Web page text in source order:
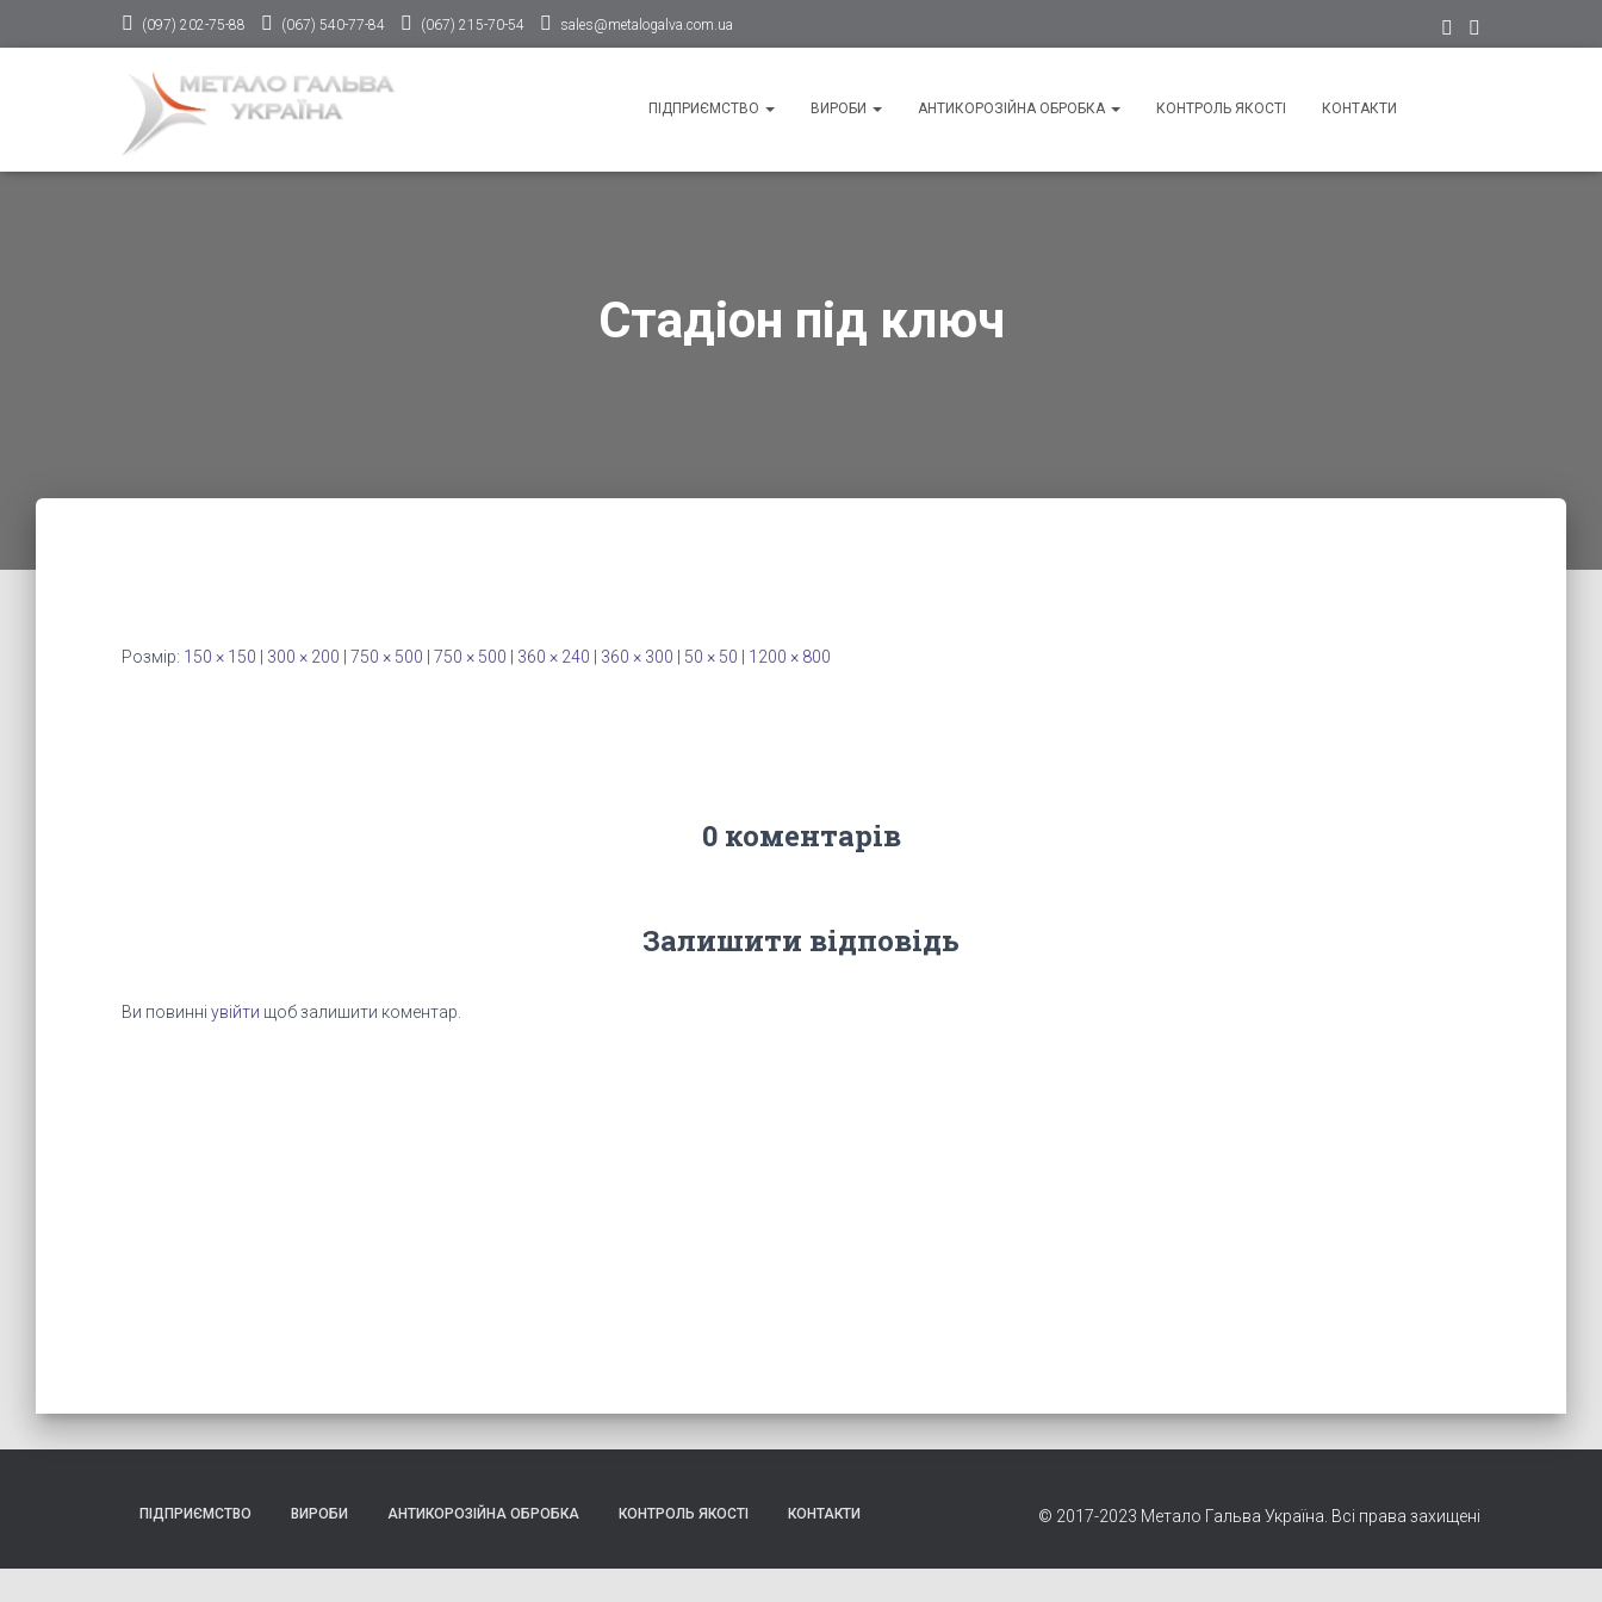
(097) 202-75-88 (067) 540-77-84 (067) 215-70-54 sales@metalogalva.com.ua
ПІДПРИЄМСТВО ВИРОБИ АНТИКОРОЗІЙНА ОБРОБКА КОНТРОЛЬ ЯКОСТІ КОНТАКТИ
Стадіон під ключ
Розмір: 150 × 150 300 × 200 750 × 500 750 × 500 360 × 240 360 × 300 50 × 50 1200 × 800
0 коментарів
Залишити відповідь
Ви повинні увійти щоб залишити коментар.
ПІДПРИЄМСТВО ВИРОБИ АНТИКОРОЗІЙНА ОБРОБКА КОНТРОЛЬ ЯКОСТІ КОНТАКТИ © 2017-2023 Метало Гальва Україна. Всі права захищені